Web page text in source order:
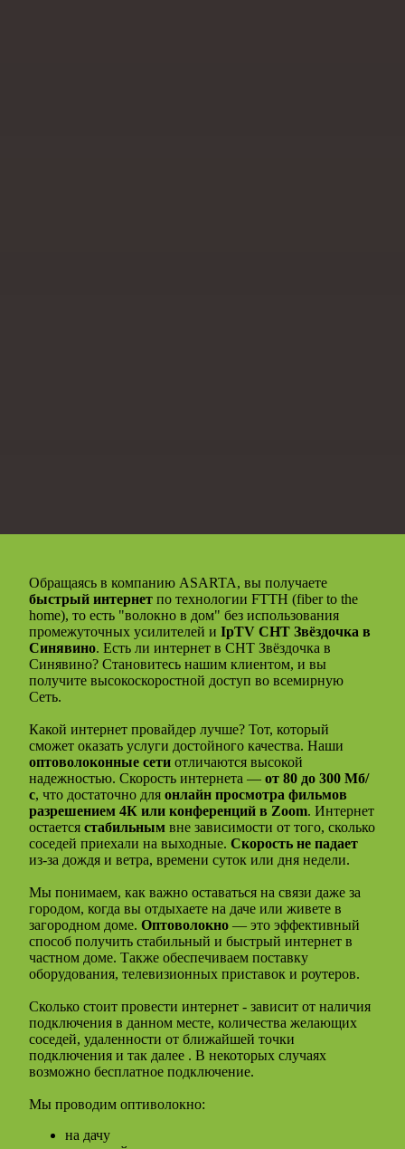
Обращаясь в компанию ASARTA, вы получаете
быстрый интернет по технологии FTTH (fiber to the
home), то есть "волокно в дом" без использования
промежуточных усилителей и IpTV СНТ Звёздочка в
Синявино. Есть ли интернет в СНТ Звёздочка в
Синявино? Становитесь нашим клиентом, и вы
получите высокоскоростной доступ во всемирную
Сеть.
Какой интернет провайдер лучше? Тот, который
сможет оказать услуги достойного качества. Наши
оптоволоконные сети отличаются высокой
надежностью. Скорость интернета — от 80 до 300 Мб/
с, что достаточно для онлайн просмотра фильмов
разрешением 4К или конференций в Zoom. Интернет
остается стабильным вне зависимости от того, сколько
соседей приехали на выходные. Скорость не падает
из-за дождя и ветра, времени суток или дня недели.
Мы понимаем, как важно оставаться на связи даже за
городом, когда вы отдыхаете на даче или живете в
загородном доме. Оптоволокно — это эффективный
способ получить стабильный и быстрый интернет в
частном доме. Также обеспечиваем поставку
оборудования, телевизионных приставок и роутеров.
Сколько стоит провести интернет - зависит от наличия
подключения в данном месте, количества желающих
соседей, удаленности от ближайшей точки
подключения и так далее . В некоторых случаях
возможно бесплатное подключение.
Мы проводим оптиволокно:
на дачу